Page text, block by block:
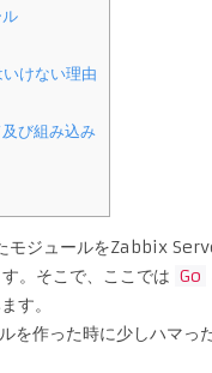
けない理由
び組み込み
モジュールをZabbix
。そこで、ここでは Go
す。
を作った時に少しハマっ